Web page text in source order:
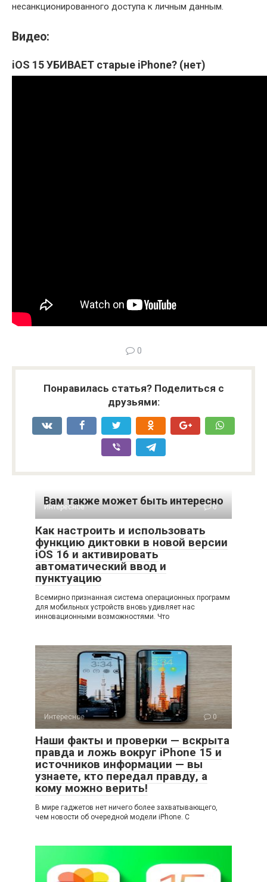
несанкционированного доступа к личным данным.
Видео:
iOS 15 УБИВАЕТ старые iPhone? (нет)
0
Понравилась статья? Поделиться с
друзьями:
Вам также может быть интересно
Интересное 0
Как настроить и использовать
функцию диктовки в новой версии
iOS 16 и активировать
автоматический ввод и
пунктуацию
Всемирно признанная система операционных программ
для мобильных устройств вновь удивляет нас
инновационными возможностями. Что
Интересное 0
Наши факты и проверки — вскрыта
правда и ложь вокруг iPhone 15 и
источников информации — вы
узнаете, кто передал правду, а
кому можно верить!
В мире гаджетов нет ничего более захватывающего,
чем новости об очередной модели iPhone. С